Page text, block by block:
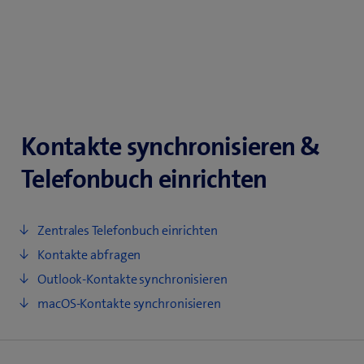
Kontakte synchronisieren &
Telefonbuch einrichten
Zentrales Telefonbuch einrichten
Kontakte abfragen
Outlook-Kontakte synchronisieren
macOS-Kontakte synchronisieren